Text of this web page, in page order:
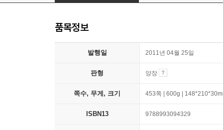
품목정보
발행일 2011년 04월 25일
판형 양장
쪽수, 무게, 크기 453쪽 | 600g |
ISBN13 9788993094329